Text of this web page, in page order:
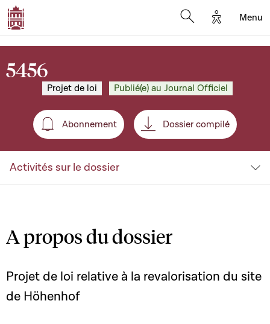
Options
Menu
5456
Projet de loi Publié(e) au Journal Officiel
Abonnement
Abonnement Dossier compilé
Activités sur le dossier
A propos du dossier
Projet de loi relative à la revalorisation du site
de Höhenhof